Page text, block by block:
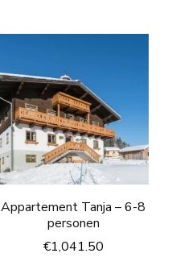
Appartement Tanja – 6-8
personen
€1,041.50